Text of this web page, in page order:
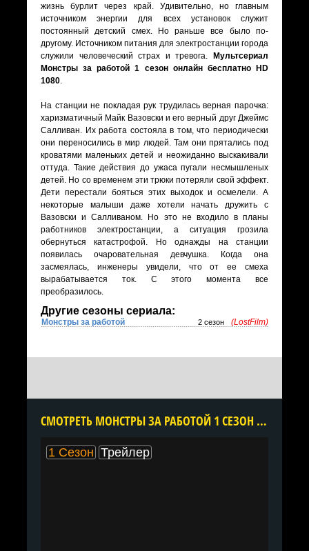
жизнь бурлит через край. Удивительно, но главным
источником энергии для всех установок служит
постоянный детский смех. Но раньше все было по-
другому. Источником питания для электростанции города
служили человеческий страх и тревога.
Мультсериал
Монстры за работой 1 сезон онлайн бесплатно HD
1080.
На станции не покладая рук трудилась верная парочка:
харизматичный Майк Вазовски и его верный друг Джеймс
Салливан. Их работа состояла в том, что периодически
они переносились в мир людей. Там они прятались под
кроватями маленьких детей и неожиданно выскакивали
оттуда. Такие действия до ужаса пугали несмышленых
детей. Но со временем эти трюки потеряли свой эффект.
Дети перестали бояться этих выходок и осмелели. А
некоторые малыши даже хотели начать дружить с
Вазовски и Салливаном. Но это не входило в планы
работников электростанции, а ситуация грозила
обернуться катастрофой. Но однажды на станции
появилась очаровательная девчушка. Когда она
засмеялась, инженеры увидели, что от ее смеха
вырабатывается ток. С этого момента все
преобразилось.
Другие сезоны сериала:
Монстры за работой 2 сезон (LostFilm)
CМОТРЕТЬ МОНСТРЫ ЗА РАБОТОЙ 1 СЕЗОН ОНЛАЙН В ХОРОШЕМ КАЧЕСТВЕ ВСЕ СЕРИИ ПОДРЯД БЕСПЛАТНО
1 Сезон Трейлер